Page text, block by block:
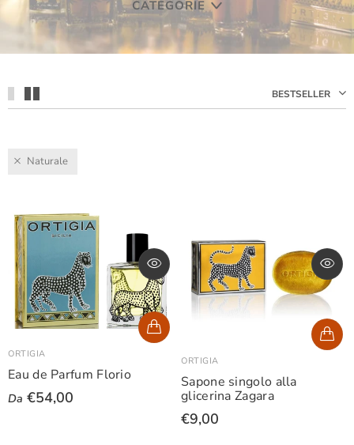
CATEGORIE
BESTSELLER
Naturale
ORTIGIA
Eau de Parfum Florio
Da €54,00
ORTIGIA
Sapone singolo alla
glicerina Zagara
€9,00